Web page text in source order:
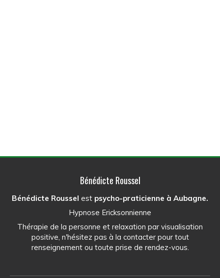
Bénédicte Roussel
Bénédicte Roussel est psycho-praticienne à Aubagne.
Hypnose Ericksonnienne
Thérapie de la personne et relaxation par visualisation
positive, n'hésitez pas à la contacter pour tout
renseignement ou toute prise de rendez-vous.